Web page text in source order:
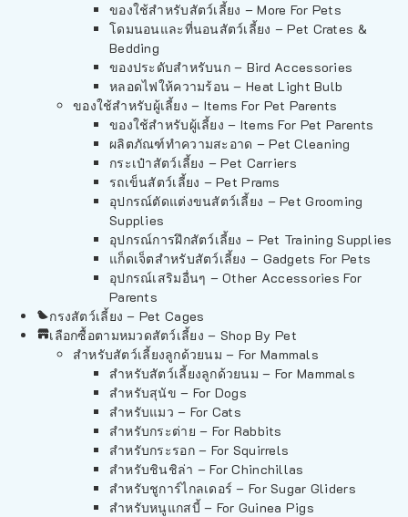
ของใช้สำหรับสัตว์เลี้ยง – More For Pets
โดมนอนและที่นอนสัตว์เลี้ยง – Pet Crates &
Bedding
ของประดับสำหรับนก – Bird Accessories
หลอดไฟให้ความร้อน – Heat Light Bulb
ของใช้สำหรับผู้เลี้ยง – Items For Pet Parents
ของใช้สำหรับผู้เลี้ยง – Items For Pet Parents
ผลิตภัณฑ์ทำความสะอาด – Pet Cleaning
กระเป๋าสัตว์เลี้ยง – Pet Carriers
รถเข็นสัตว์เลี้ยง – Pet Prams
อุปกรณ์ตัดแต่งขนสัตว์เลี้ยง – Pet Grooming
Supplies
อุปกรณ์การฝึกสัตว์เลี้ยง – Pet Training Supplies
แก็ดเจ็ตสำหรับสัตว์เลี้ยง – Gadgets For Pets
อุปกรณ์เสริมอื่นๆ – Other Accessories For
Parents
กรงสัตว์เลี้ยง – Pet Cages
เลือกซื้อตามหมวดสัตว์เลี้ยง – Shop By Pet
สำหรับสัตว์เลี้ยงลูกด้วยนม – For Mammals
สำหรับสัตว์เลี้ยงลูกด้วยนม – For Mammals
สำหรับสุนัข – For Dogs
สำหรับแมว – For Cats
สำหรับกระต่าย – For Rabbits
สำหรับกระรอก – For Squirrels
สำหรับชินชิล่า – For Chinchillas
สำหรับชูการ์ไกลเดอร์ – For Sugar Gliders
สำหรับหนูแกสบี้ – For Guinea Pigs